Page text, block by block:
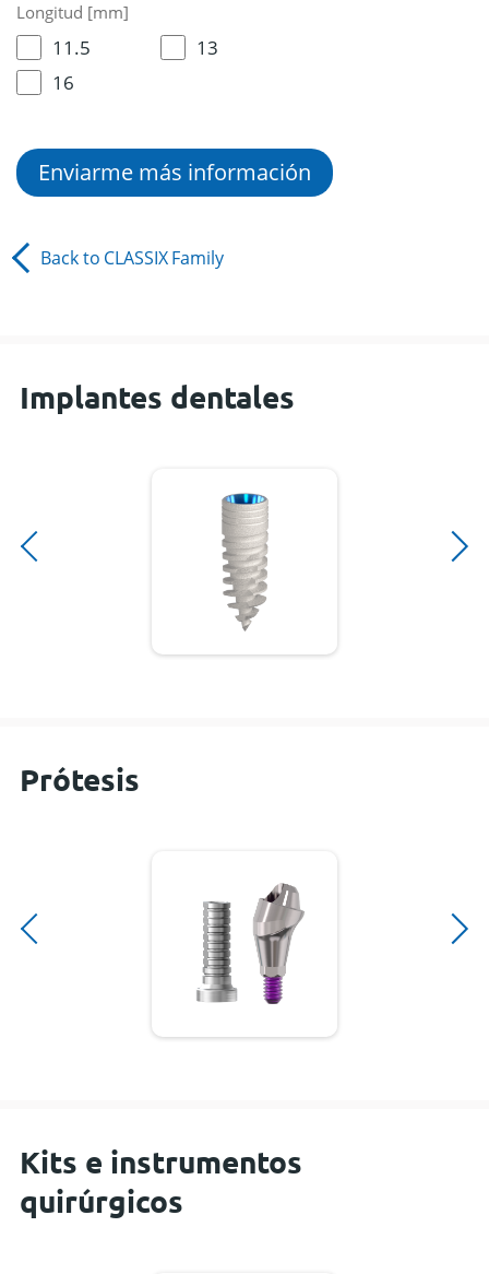
Longitud [mm]
11.5
13
16
Enviarme más información
Back to CLASSIXFamily
Implantes dentales
Prótesis
Kits e instrumentos
quirúrgicos